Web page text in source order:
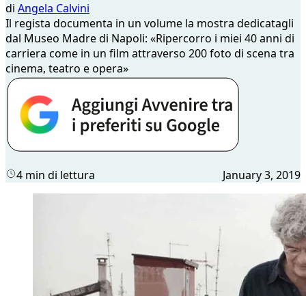
di Angela Calvini
Il regista documenta in un volume la mostra dedicatagli
dal Museo Madre di Napoli: «Ripercorro i miei 40 anni di
carriera come in un film attraverso 200 foto di scena tra
cinema, teatro e opera»
4 min di lettura January 3, 2019